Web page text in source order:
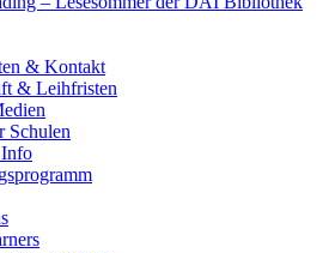
& Kontakt
& Leihfristen
Schulen